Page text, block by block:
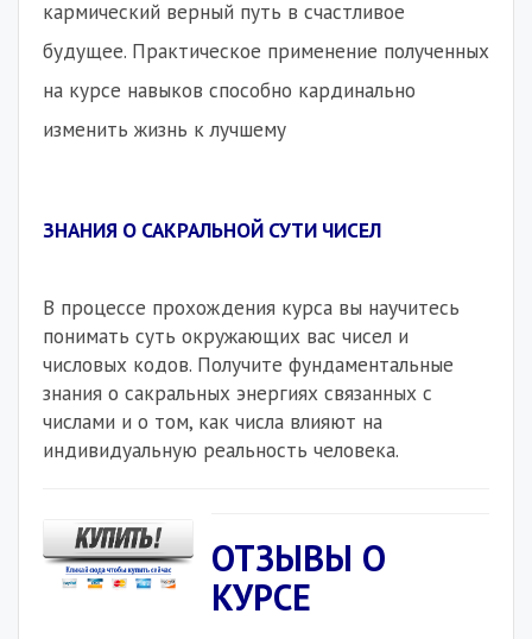
кармический верный путь в счастливое
будущее. Практическое применение полученных
на курсе навыков способно кардинально
изменить жизнь к лучшему
ЗНАНИЯ О САКРАЛЬНОЙ СУТИ ЧИСЕЛ
В процессе прохождения курса вы научитесь
понимать суть окружающих вас чисел и
числовых кодов. Получите фундаментальные
знания о сакральных энергиях связанных с
числами и о том, как числа влияют на
индивидуальную реальность человека.
ОТЗЫВЫ О
КУРСЕ